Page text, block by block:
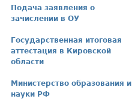
Подача заявления о
зачислении в ОУ
Государственная итоговая
аттестация в Кировской
области
Министерство образования и
науки РФ